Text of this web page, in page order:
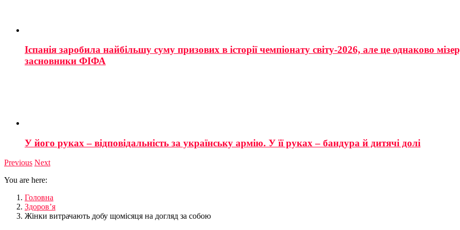
Іспанія заробила найбільшу суму призових в історії чемпіонату світу-2026, але це однаково
засновники ФІФА
У його руках – відповідальність за українську армію. У її руках – бандура й дитячі долі
Previous Next
You are here:
Головна
Здоров’я
Жінки витрачають добу щомісяця на догляд за собою